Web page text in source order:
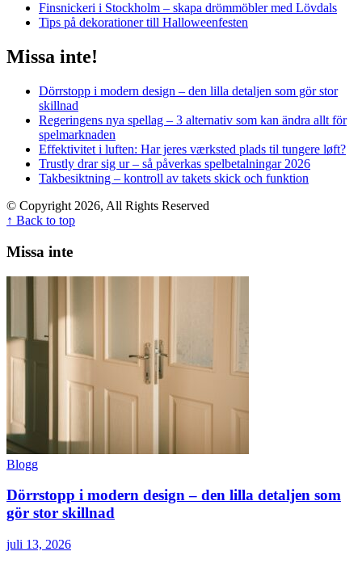
Finsnickeri i Stockholm – skapa drömmöbler med Lövdals
Tips på dekorationer till Halloweenfesten
Missa inte!
Dörrstopp i modern design – den lilla detaljen som gör stor
skillnad
Regeringens nya spellag – 3 alternativ som kan ändra allt för
spelmarknaden
Effektivitet i luften: Har jeres værksted plads til tungere løft?
Trustly drar sig ur – så påverkas spelbetalningar 2026
Takbesiktning – kontroll av takets skick och funktion
© Copyright 2026, All Rights Reserved
↑ Back to top
Missa inte
Blogg
Dörrstopp i modern design – den lilla detaljen som
gör stor skillnad
juli 13, 2026